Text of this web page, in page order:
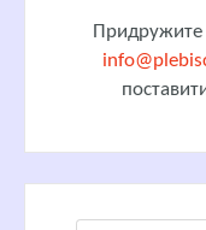
Придружите